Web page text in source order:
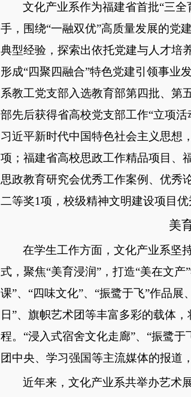
文化产业系作为福建省首批“三
手，围绕“一融双优”高质量发展的党
典型经验，探索出依托党建与人才培
形成“四聚四融合”特色党建引领事业
系教工党支部入选教育部第四批、 第
部先后获得省高校党支部工作“立项
习近平新时代中国特色社会主义思想
项；福建省高校思政工作精品项目、
思政教育研究会优秀工作案例、优秀
二等奖1项，校级精神文明建设项目优
美
在学生工作方面，文化产业系坚
式，聚焦“美育浸润”，打造“美在文
课”、“四味文化”、“振鹭于飞”作品
日”、旗帜艺术团等丰富多彩的载体
程。“浸入式宿舍文化走廊”、“振鹭
团中央、学习强国等主流媒体的报道
近年来，文化产业系共举办艺术